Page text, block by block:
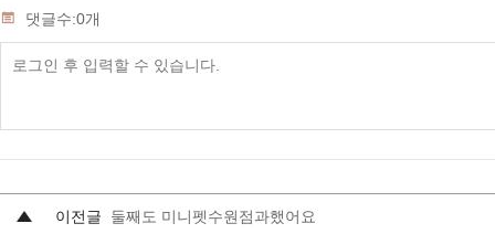
댓글수:0개
이전글 둘째도 미니펫수원점과했어요